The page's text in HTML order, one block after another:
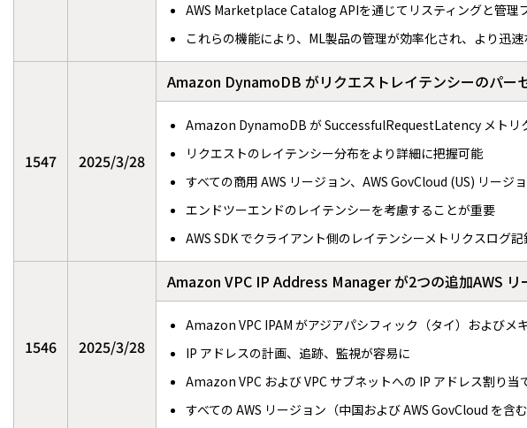
AWS Marketplace Catalog APIを通じてリスティングと管理
これらの機能により、ML製品の管理が効率化され、より迅
1547 2025/3/28
Amazon DynamoDB がリクエストレイテンシーのパー
Amazon DynamoDB が SuccessfulRequestLatency メトリ
リクエストのレイテンシー分布をより詳細に把握可能
すべての商用 AWS リージョン、AWS GovCloud (US) リージ
エンドツーエンドのレイテンシーを考慮することが重要
AWS SDK でクライアント側のレイテンシーメトリクスログ
1546 2025/3/28
Amazon VPC IP Address Manager が2つの追加AWS リ
Amazon VPC IPAM がアジアパシフィック（タイ）およびメ
IP アドレスの計画、追跡、監視が容易に
Amazon VPC および VPC サブネットへの IP アドレス割り当
すべての AWS リージョン（中国および AWS GovCloud を含